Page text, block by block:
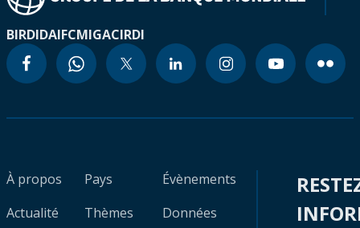
BIRDIDAIFCMIGACIRDI
À propos
Actualité
Pays
Thèmes
Évènements
Données